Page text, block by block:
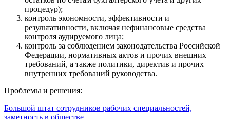
процедур);
контроль экономности, эффективности и
результативности, включая нефинансовые средства
контроля аудируемого лица;
контроль за соблюдением законодательства Российской
Федерации, нормативных актов и прочих внешних
требований, а также политики, директив и прочих
внутренних требований руководства.
Проблемы и решения:
Большой штат сотрудников рабочих специальностей,
заметность в обществе